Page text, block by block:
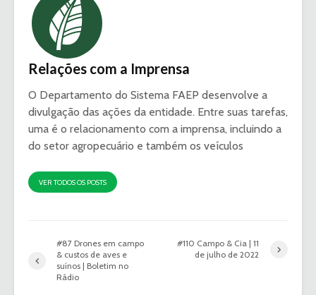
Relações com a Imprensa
O Departamento do Sistema FAEP desenvolve a
divulgação das ações da entidade. Entre suas tarefas,
uma é o relacionamento com a imprensa, incluindo a
do setor agropecuário e também os veículos
VER TODOS OS POSTS
#87 Drones em campo
& custos de aves e
suínos | Boletim no
Rádio
#110 Campo & Cia | 11
de julho de 2022